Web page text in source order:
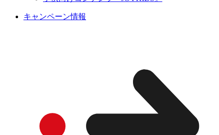
キャンペーン情報